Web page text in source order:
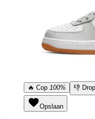
🔥 Cop 100% 👎 Drop
Opslaan